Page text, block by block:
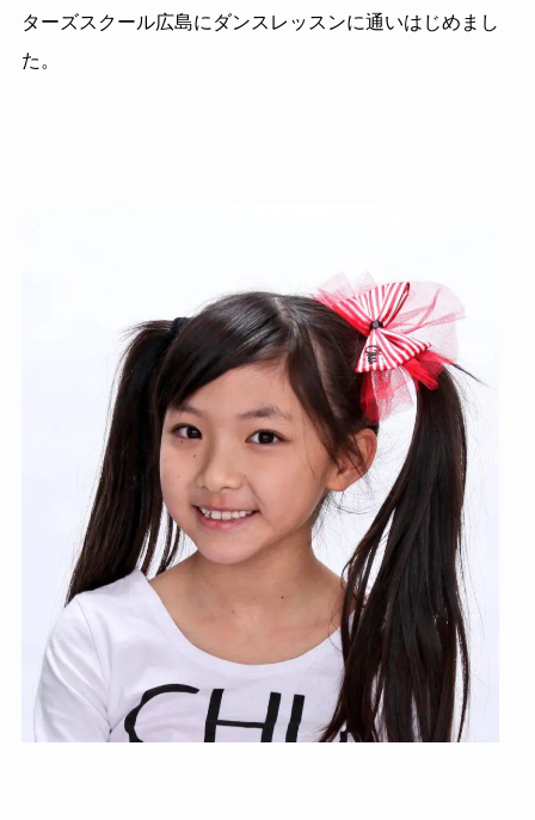
ターズスクール広島にダンスレッスンに通いはじめまし
た。